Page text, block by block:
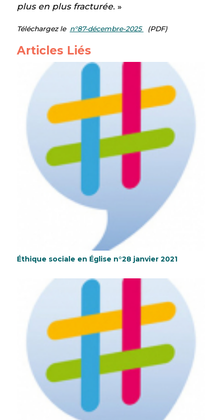
plus en plus fracturée. »
Téléchargez le n°87-décembre-2025 (PDF)
Articles Liés
Éthique sociale en Église n°28 janvier 2021